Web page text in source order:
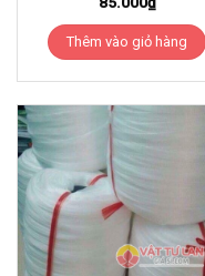
Thêm vào giỏ hàng